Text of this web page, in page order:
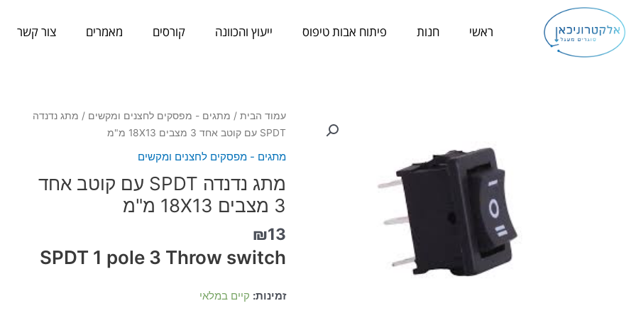
לתוכן
ראשי חנות פיתוח אבות טיפוס ייעוץ והכוונה קורסים מאמרים צור קשר
עמוד הבית/ מתגים - מפסקים לחצנים ומקשים / מתג נדנדה
SPDT עם קוטב אחד 3 מצבים 18X13 מ"מ
מתגים - מפסקים לחצנים ומקשים
מתג נדנדה SPDT עם קוטב אחד
3 מצבים 18X13 מ"מ
₪13
SPDT 1 pole 3 Throw switch
זמינות: קיים במלאי
כמות
של
SPDT
עם
קוטב
אחד
3
מצבים
מ"מ